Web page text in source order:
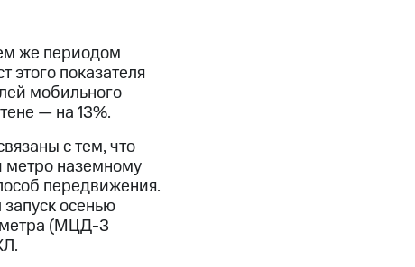
же периодом
показателя
мобильного
— на 13%.
с тем, что
метро наземному
передвижения.
осенью
(МЦД-3